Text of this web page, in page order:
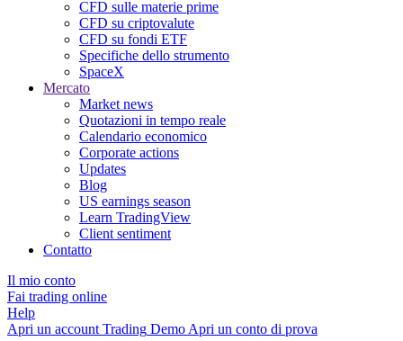
CFD sulle materie prime
CFD su criptovalute
CFD su fondi ETF
Specifiche dello strumento
SpaceX
Mercato
Market news
Quotazioni in tempo reale
Calendario economico
Corporate actions
Updates
Blog
US earnings season
Learn TradingView
Client sentiment
Contatto
Il mio conto
Fai trading online
Help
Apri un account Trading Demo Apri un conto di prova